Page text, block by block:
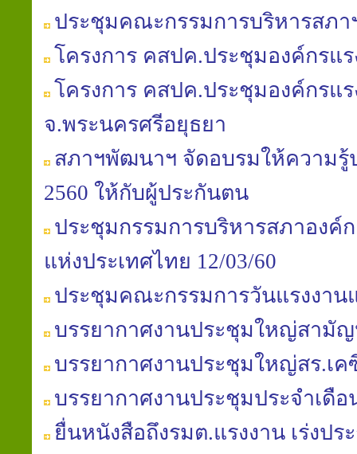
ประชุมคณะกรรมการบริหารสภา
โครงการ คสปค.ประชุมองค์กรแ
โครงการ คสปค.ประชุมองค์กรแ
จ.พระนครศรีอยุธยา
สภาฯพัฒนาฯ จัดอบรมให้ความรู้
2560 ให้กับผู้ประกันตน
ประชุมกรรมการบริหารสภาองค์
แห่งประเทศไทย 12/03/60
ประชุมคณะกรรมการวันแรงงาน
บรรยากาศงานประชุมใหญ่สามัญ
บรรยากาศงานประชุมใหญ่สร.เค
บรรยากาศงานประชุมประจำเดือ
ยื่นหนังสือถึงรมต.แรงงาน เร่งปร